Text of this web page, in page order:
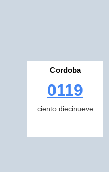
Cordoba
0119
ciento diecinueve